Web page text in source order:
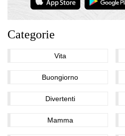
Categorie
Vita
Buongiorno
Divertenti
Mamma